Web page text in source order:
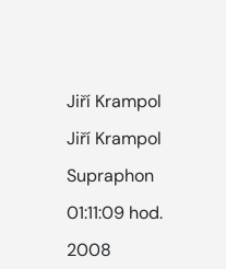
Jiří Krampol
Jiří Krampol
Supraphon
01:11:09 hod.
2008